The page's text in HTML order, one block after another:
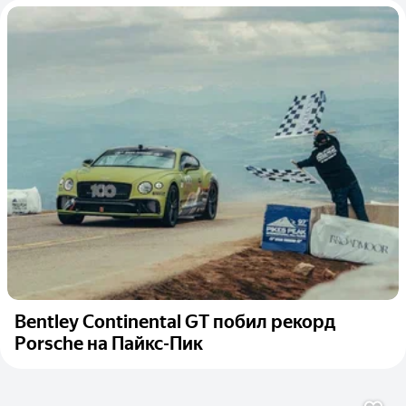
Bentley Continental GT побил рекорд
Porsche на Пайкс-Пик